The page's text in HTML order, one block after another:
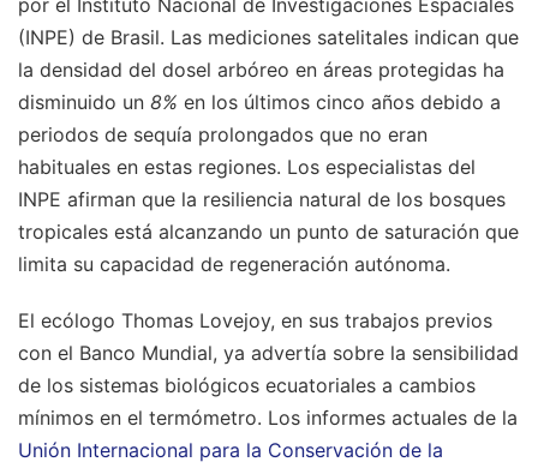
por el Instituto Nacional de Investigaciones Espaciales
(INPE) de Brasil. Las mediciones satelitales indican que
la densidad del dosel arbóreo en áreas protegidas ha
disminuido un 8% en los últimos cinco años debido a
periodos de sequía prolongados que no eran
habituales en estas regiones. Los especialistas del
INPE afirman que la resiliencia natural de los bosques
tropicales está alcanzando un punto de saturación que
limita su capacidad de regeneración autónoma.
El ecólogo Thomas Lovejoy, en sus trabajos previos
con el Banco Mundial, ya advertía sobre la sensibilidad
de los sistemas biológicos ecuatoriales a cambios
mínimos en el termómetro. Los informes actuales de la
Unión Internacional para la Conservación de la